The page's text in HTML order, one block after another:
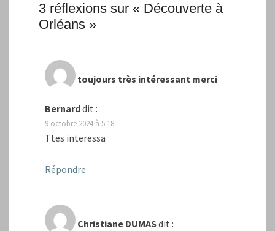
3 réflexions sur « Découverte à
Orléans »
toujours très intéressant merci
Bernarddit :
9 octobre 2024 à 5:18
Ttes interessa
Répondre
Christiane DUMASdit :